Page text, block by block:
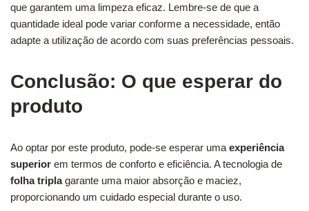
que garantem uma limpeza eficaz. Lembre-se de que a
quantidade ideal pode variar conforme a necessidade, então
adapte a utilização de acordo com suas preferências pessoais.
Conclusão: O que esperar do
produto
Ao optar por este produto, pode-se esperar uma experiência
superior em termos de conforto e eficiência. A tecnologia de
folha triplagarante uma maior absorção e maciez,
proporcionando um cuidado especial durante o uso.